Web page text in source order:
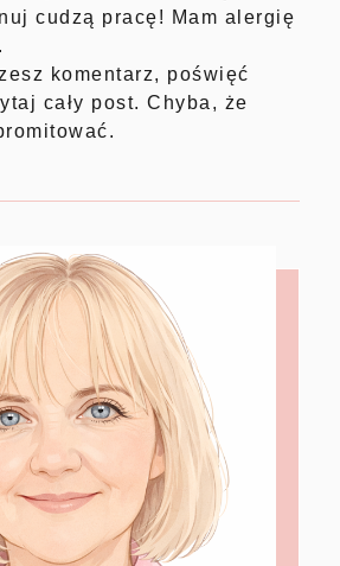
cudzą pracę! Mam alergię
komentarz, poświęć
cały post. Chyba, że